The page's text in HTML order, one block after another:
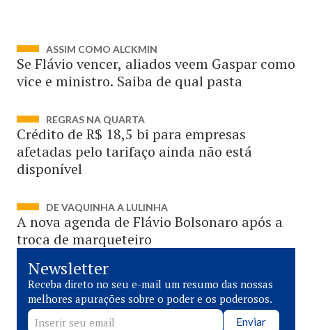
ASSIM COMO ALCKMIN
Se Flávio vencer, aliados veem Gaspar como
vice e ministro. Saiba de qual pasta
REGRAS NA QUARTA
Crédito de R$ 18,5 bi para empresas
afetadas pelo tarifaço ainda não está
disponível
DE VAQUINHA A LULINHA
A nova agenda de Flávio Bolsonaro após a
troca de marqueteiro
Newsletter
Receba direto no seu e-mail um resumo das nossas
melhores apurações sobre o poder e os poderosos.
Enviar